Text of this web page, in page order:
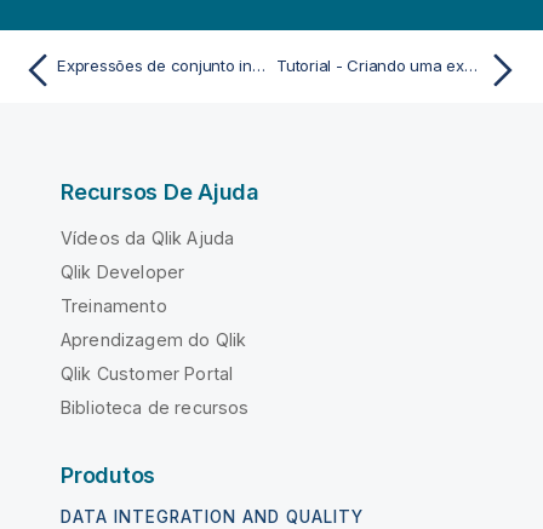
Expressões de conjunto internas e externas Tutorial - Criando uma expressão de conjunto
Recursos De Ajuda
Vídeos da Qlik Ajuda
Qlik Developer
Treinamento
Aprendizagem do Qlik
Qlik Customer Portal
Biblioteca de recursos
Produtos
DATA INTEGRATION AND QUALITY